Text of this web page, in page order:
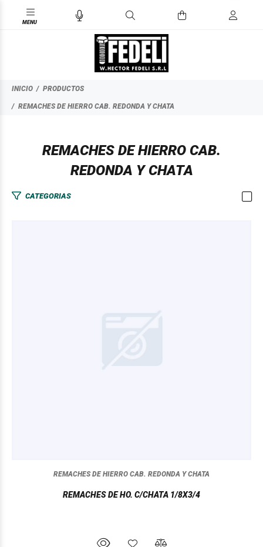
INICIO PRODUCTOS
REMACHES DE HIERRO CAB. REDONDA Y CHATA
REMACHES DE HIERRO CAB.
REDONDA Y CHATA
CATEGORIAS
REMACHES DE HIERRO CAB. REDONDA Y CHATA
REMACHES DE HO. C/CHATA 1/8X3/4